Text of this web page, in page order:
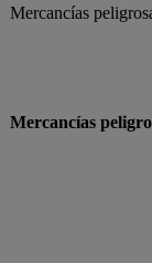
Mercancías
Mercancías